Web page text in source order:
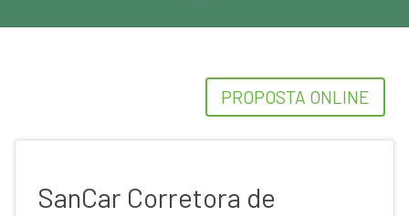
PROPOSTA ONLINE
SanCar Corretora de